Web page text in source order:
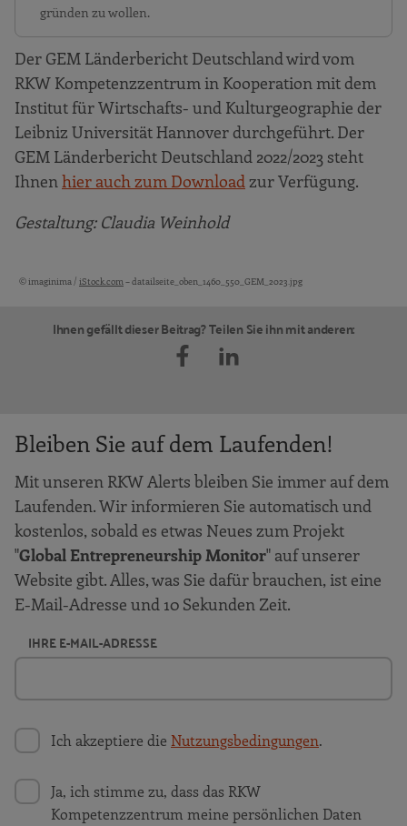
gründen zu wollen.
Der GEM Länderbericht Deutschland wird vom
RKW Kompetenzzentrum in Kooperation mit dem
Institut für Wirtschafts- und Kulturgeographie der
Leibniz Universität Hannover durchgeführt. Der
GEM Länderbericht Deutschland 2022/2023 steht
Ihnen hier auch zum Download zur Verfügung.
Gestaltung: Claudia Weinhold
Bildquellen und Copyright-Hinweise
© imaginima / iStock.com – datailseite_oben_1460_550_GEM_2023.jpg
Ihnen gefällt dieser Beitrag? Teilen Sie ihn mit anderen:
Bleiben Sie auf dem Laufenden!
Mit unseren RKW Alerts bleiben Sie immer auf dem
Laufenden. Wir informieren Sie automatisch und
kostenlos, sobald es etwas Neues zum Projekt
"Global Entrepreneurship Monitor" auf unserer
Website gibt. Alles, was Sie dafür brauchen, ist eine
E-Mail-Adresse und 10 Sekunden Zeit.
IHRE E-MAIL-ADRESSE
Ich akzeptiere die Nutzungsbedingungen.
Ja, ich stimme zu, dass das RKW
Kompetenzzentrum meine persönlichen Daten